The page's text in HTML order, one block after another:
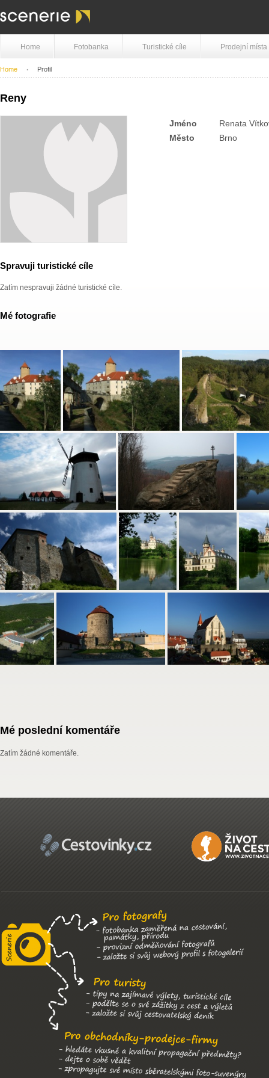
Home Fotobanka Turistické cíle Prodejní místa
Home Profil
Reny
Jméno
Renata
Město
Brno
Spravuji turistické cíle
Zatím nespravuji žádné turistické cíle.
Mé fotografie
Mé poslední komentáře
Zatím žádné komentáře.